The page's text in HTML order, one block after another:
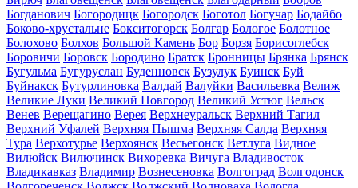
Богданович Богородицк Богородск Боготол Богучар Бодайбо
Боково-хрустальне Бокситогорск Болгар Бологое Болотное
Болохово Болхов Большой Камень Бор Борзя Борисоглебск
Боровичи Боровск Бородино Братск Бронницы Брянка Брянск
Бугульма Бугуруслан Буденновск Бузулук Буинск Буй
Буйнакск Бутурлиновка Валдай Валуйки Васильевка Велиж
Великие Луки Великий Новгород Великий Устюг Вельск
Венев Верещагино Верея Верхнеуральск Верхний Тагил
Верхний Уфалей Верхняя Пышма Верхняя Салда Верхняя
Тура Верхотурье Верхоянск Весьегонск Ветлуга Видное
Вилюйск Вилючинск Вихоревка Вичуга Владивосток
Владикавказ Владимир Вознесеновка Волгоград Волгодонск